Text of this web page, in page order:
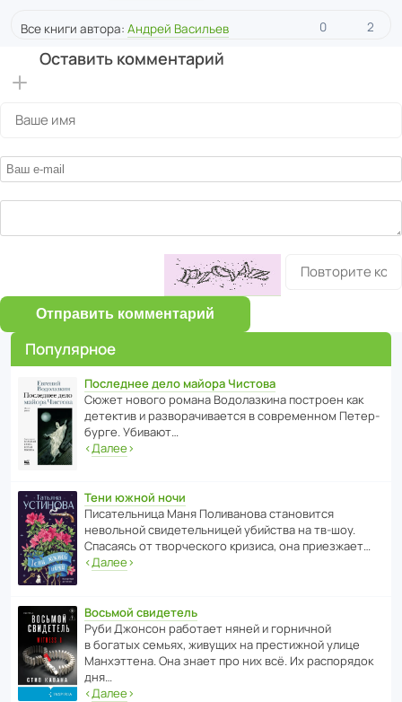
Все книги автора: Андрей Васильев 0 2
Оставить комментарий
Отправить комментарий
Популярное
Последнее дело майора Чистова
Сюжет нового романа Водо­ла­з­кина пост­роен как
дете­ктив и разво­ра­чи­ва­ется в совре­менном Пете­р­
бурге. Убивают…
‹Далее›
Тени южной ночи
Писа­тель­ница Маня Поли­ва­нова стано­вится
невольной свиде­тель­ницей убийства на тв-шоу.
Спасаясь от твор­че­с­кого кризиса, она приезжает…
‹Далее›
Восьмой свидетель
Руби Джонсон рабо­тает няней и горни­чной
в богатых семьях, живущих на прес­ти­жной улице
Манх­эт­тена. Она знает про них всё. Их распо­рядок
дня…
‹Далее›